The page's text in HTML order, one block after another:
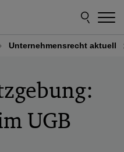
Unternehmensrecht aktuell
UGB